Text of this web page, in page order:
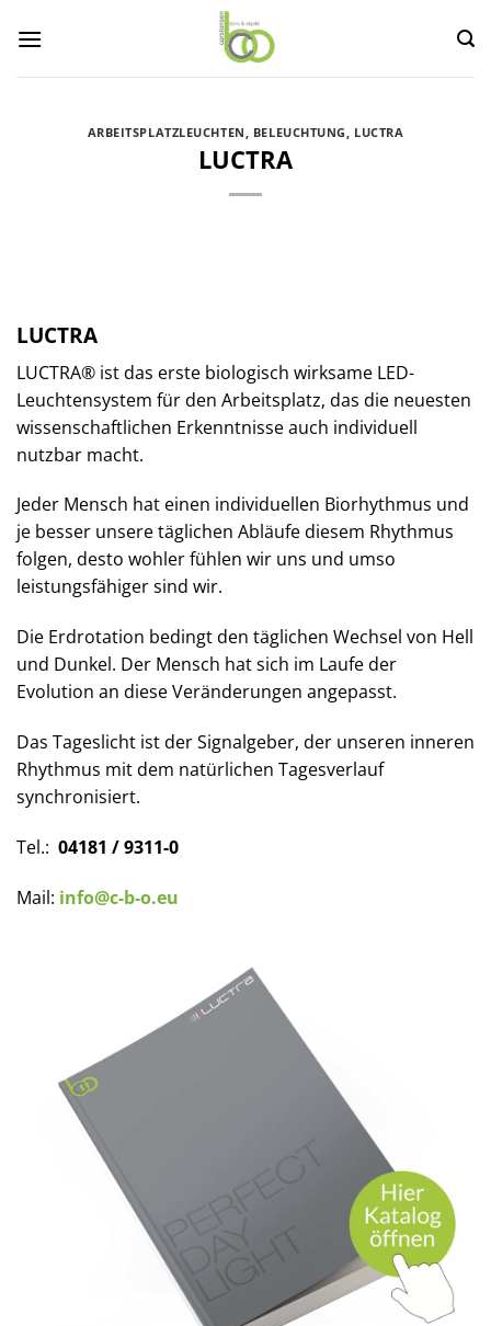
Inhalt
ARBEITSPLATZLEUCHTEN BELEUCHTUNG LUCTRA
LUCTRA
LUCTRA
LUCTRA® ist das erste biologisch wirksame LED-
Leuchtensystem für den Arbeitsplatz, das die neuesten
wissenschaftlichen Erkenntnisse auch individuell
nutzbar macht.
Jeder Mensch hat einen individuellen Biorhythmus und
je besser unsere täglichen Abläufe diesem Rhythmus
folgen, desto wohler fühlen wir uns und umso
leistungsfähiger sind wir.
Die Erdrotation bedingt den täglichen Wechsel von Hell
und Dunkel. Der Mensch hat sich im Laufe der
Evolution an diese Veränderungen angepasst.
Das Tageslicht ist der Signalgeber, der unseren inneren
Rhythmus mit dem natürlichen Tagesverlauf
synchronisiert.
Tel.: 04181 / 9311-0
Mail: info@c-b-o.eu